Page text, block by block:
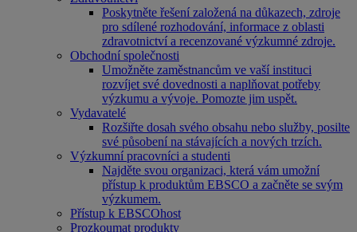
Poskytněte řešení založená na důkazech, zdroje
pro sdílené rozhodování, informace z oblasti
zdravotnictví a recenzované výzkumné zdroje.
Obchodní společnosti
Umožněte zaměstnancům ve vaší instituci
rozvíjet své dovednosti a naplňovat potřeby
výzkumu a vývoje. Pomozte jim uspět.
Vydavatelé
Rozšiřte dosah svého obsahu nebo služby, posilte
své působení na stávajících a nových trzích.
Výzkumní pracovníci a studenti
Najděte svou organizaci, která vám umožní
přístup k produktům EBSCO a začněte se svým
výzkumem.
Přístup k EBSCOhost
Prozkoumat produkty